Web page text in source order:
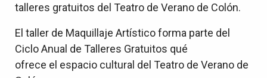
talleres gratuitos del Teatro de Verano de Colón.
El taller de Maquillaje Artístico forma parte del
Ciclo Anual de Talleres Gratuitos qué
ofrece el espacio cultural del Teatro de Verano de